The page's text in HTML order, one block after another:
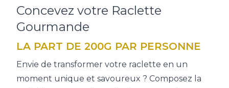
Concevez votre Raclette
Gourmande
LA PART DE 200G PAR PERSONNE
Envie de transformer votre raclette en un
moment unique et savoureux ? Composez la